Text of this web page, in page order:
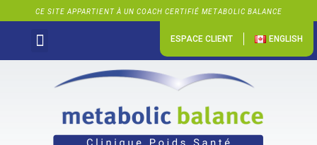
CE SITE APPARTIENT À UN COACH CERTIFIÉ METABOLIC BALANCE
ESPACE CLIENT ENGLISH